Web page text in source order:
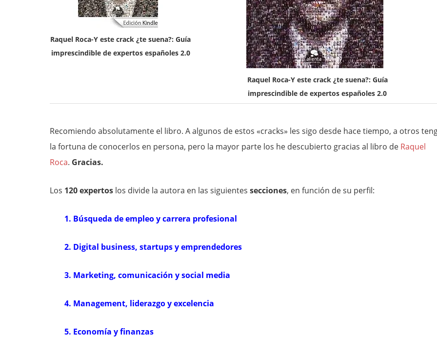
Raquel Roca-Y este crack ¿te suena?: Guía
imprescindible de expertos españoles 2.0
Raquel Roca-Y este crack ¿te suena?: Guía
imprescindible de expertos españoles 2.0
Recomiendo absolutamente el libro. A algunos de estos «cracks» les sigo desde hace tiempo, a otros
la fortuna de conocerlos en persona, pero la mayor parte los he descubierto gracias al libro de Raquel
Roca. Gracias.
Los 120 expertos los divide la autora en las siguientes secciones, en función de su perfil:
1. Búsqueda de empleo y carrera profesional
2. Digital business, startups y emprendedores
3. Marketing, comunicación y social media
4. Management, liderazgo y excelencia
5. Economía y finanzas